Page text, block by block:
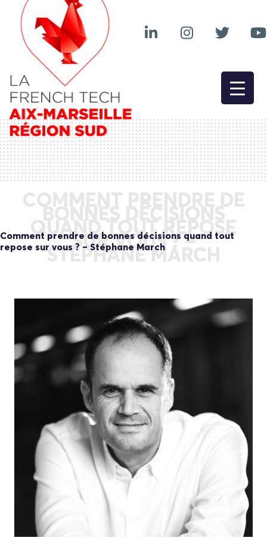
COMMENT PRENDRE DE
BONNES DÉCISIONS
QUAND TOUT REPOSE
SUR VOUS ? –
STÉPHANE MARCH
Comment prendre de bonnes décisions quand tout
repose sur vous ? – Stéphane March